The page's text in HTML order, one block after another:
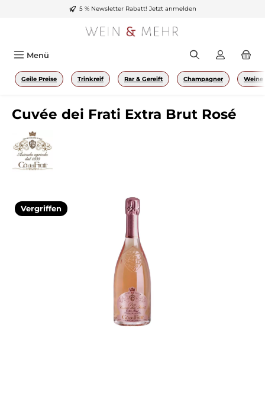
Zum Hauptinhalt springen5 % Newsletter Rabatt! Jetzt anmelden
Menü
Geile Preise Trinkreif Rar & Gereift Champagner Weine
Cuvée dei Frati Extra Brut Rosé
Bildergalerie überspringen
Vergriffen